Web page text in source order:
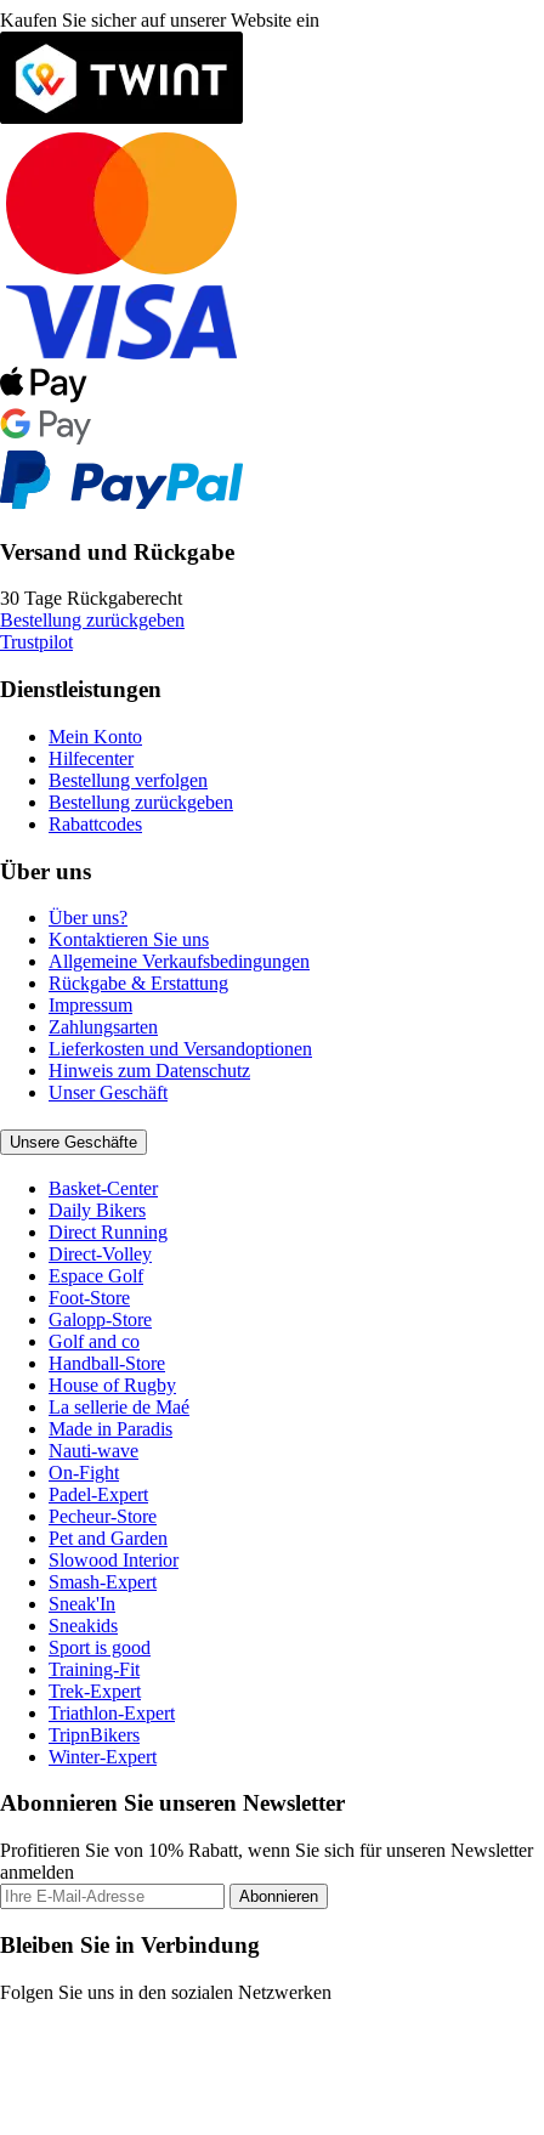
Kaufen Sie sicher auf unserer Website ein
Versand und Rückgabe
30 Tage Rückgaberecht
Bestellung zurückgeben
Trustpilot
Dienstleistungen
Mein Konto
Hilfecenter
Bestellung verfolgen
Bestellung zurückgeben
Rabattcodes
Über uns
Über uns?
Kontaktieren Sie uns
Allgemeine Verkaufsbedingungen
Rückgabe & Erstattung
Impressum
Zahlungsarten
Lieferkosten und Versandoptionen
Hinweis zum Datenschutz
Unser Geschäft
Unsere Geschäfte
Basket-Center
Daily Bikers
Direct Running
Direct-Volley
Espace Golf
Foot-Store
Galopp-Store
Golf and co
Handball-Store
House of Rugby
La sellerie de Maé
Made in Paradis
Nauti-wave
On-Fight
Padel-Expert
Pecheur-Store
Pet and Garden
Slowood Interior
Smash-Expert
Sneak'In
Sneakids
Sport is good
Training-Fit
Trek-Expert
Triathlon-Expert
TripnBikers
Winter-Expert
Abonnieren Sie unseren Newsletter
Profitieren Sie von 10% Rabatt, wenn Sie sich für unseren Newsletter
anmelden
Abonnieren
Bleiben Sie in Verbindung
Folgen Sie uns in den sozialen Netzwerken